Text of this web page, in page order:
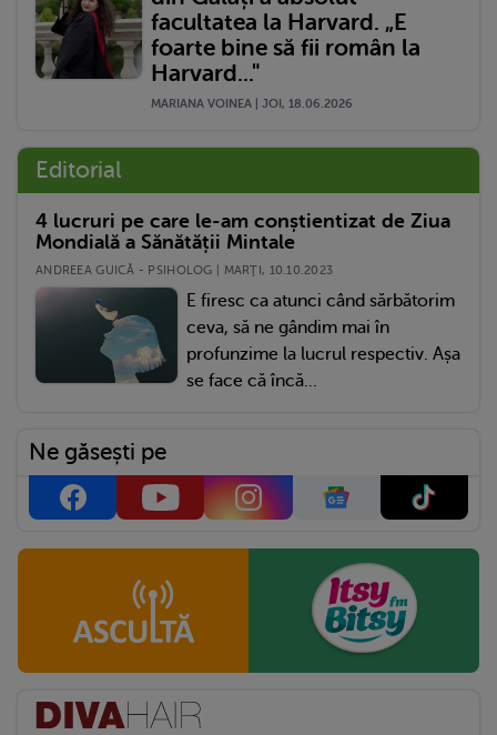
facultatea la Harvard. „E
foarte bine să fii român la
Harvard..."
MARIANA VOINEA | JOI, 18.06.2026
Editorial
4 lucruri pe care le-am conștientizat de Ziua
Mondială a Sănătății Mintale
ANDREEA GUICĂ - PSIHOLOG | MARŢI, 10.10.2023
E firesc ca atunci când sărbătorim
ceva, să ne gândim mai în
profunzime la lucrul respectiv. Așa
se face că încă...
Ne găsești pe